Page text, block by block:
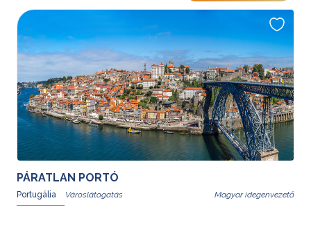
majd merüljön el Varsó kulturális és történelmi
örökségében.
További érdekességekért Lengyelországról kattintson
ide.
PÁRATLAN PORTÓ
Portugália Magyar idegenvezető